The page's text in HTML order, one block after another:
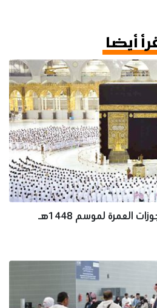
أيضا
لموسم 1448هـ